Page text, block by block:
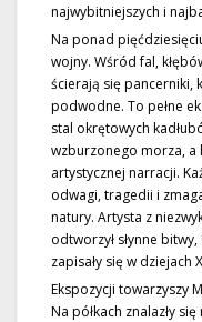
najwybitniejszych i
Na ponad
wojny. Wśród fal,
ścierają się pancerniki,
podwodne. To pełne
stal okrętowych
wzburzonego morza, a
artystycznej narracji.
odwagi, tragedii i
natury. Artysta z
odtworzył słynne
zapisały się w dziejach
Ekspozycji towarzyszy
Na półkach znalazły